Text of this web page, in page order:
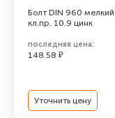
Болт DIN 960
кл.пр. 10.9 цинк
последняя цена:
148.58 ₽
Уточнить цену